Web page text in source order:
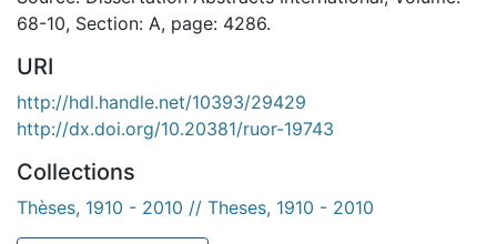
68-10, Section: A, page: 4286.
URI
http://hdl.handle.net/10393/29429
http://dx.doi.org/10.20381/ruor-19743
Collections
Thèses, 1910 - 2010 // Theses, 1910 - 2010